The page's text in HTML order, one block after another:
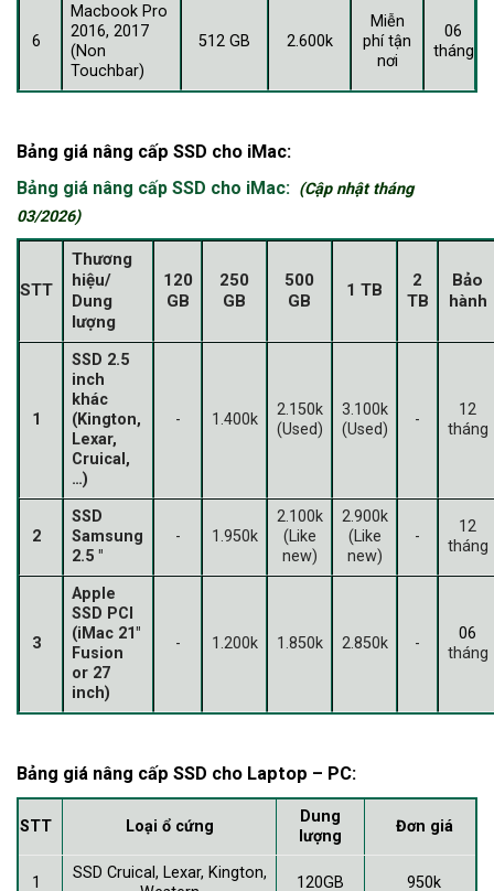
6
Macbook Pro
2016, 2017
(Non
Touchbar)
512 GB 2.600k
Miễn
phí tận
nơi
06
tháng
Bảng giá nâng cấp SSD cho iMac:
Bảng giá nâng cấp SSD cho iMac: (Cập nhật tháng
03/2026)
STT
Thương
hiệu/
Dung
lượng
120
GB
250
GB
500
GB
1 TB
2
TB
Bảo
hành
1
SSD 2.5
inch
khác
(Kington,
Lexar,
Cruical,
…)
- 1.400k
2.150k
(Used)
3.100k
(Used)
-
12
tháng
2
SSD
Samsung
2.5 "
- 1.950k
2.100k
(Like
new)
2.900k
(Like
new)
-
12
tháng
3
Apple
SSD PCI
(iMac 21"
Fusion
or 27
inch)
- 1.200k 1.850k 2.850k -
06
tháng
Bảng giá nâng cấp SSD cho Laptop – PC:
STT Loại ổ cứng
Dung
lượng
Đơn giá
1
SSD Cruical, Lexar, Kington,
120GB 950k